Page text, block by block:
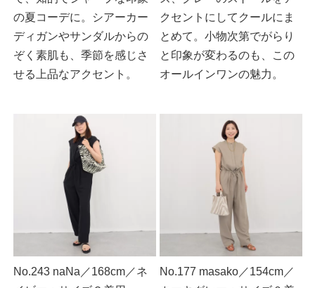
の夏コーデに。シアーカー
ディガンやサンダルからの
ぞく素肌も、季節を感じさ
せる上品なアクセント。
クセントにしてクールにま
とめて。小物次第でがらり
と印象が変わるのも、この
オールインワンの魅力。
No.243 naNa／168cm／ネ
No.177 masako／154cm／